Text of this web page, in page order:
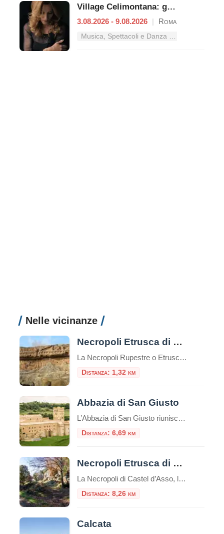
Village Celimontana: gli appuntamenti dal 3 al 9 agosto
3.08.2026 - 9.08.2026 | Roma
Nelle vicinanze
Necropoli Etrusca di Norchia
La Necropoli Rupestre o Etrusca di Norchia è un antico sito archeologico situato nelle vicinanze di Vetralla, una cittadina nella regione del Lazio in Italia. Si tratta di una necropoli, cioè un’area dove sono presenti tombe e sepolture, caratterizzata da un particolare tipo di tomba, chiamata “tomba a camera rupestre”, scavata nella roccia tufacea.Indice dei […]
Distanza: 1,32 km
Abbazia di San Giusto
L’Abbazia di San Giusto riunisce molti secoli di storia in uno splendido luogo. Il monastero si affaccia sulla valle del fiume Marta, protetto da colline su entrambi i lati. Questa zona, a quattro chilometri da Tuscania, è stata anche in tempi
Distanza: 6,69 km
Necropoli Etrusca di Castel d’Asso
La Necropoli di Castel d’Asso, l’antica Axia, è un importante sito archeologico etrusco situato nella regione del Lazio, in Italia, a circa 7 chilometri a nord-ovest di Viterbo.Questa necropoli è una delle più grandi e meglio conservate della civiltà etrusca, un’antica civiltà pre-romana che esisteva nell’Italia centrale tra l’VIII e il I secolo a.C.Il sito […]
Distanza: 8,26 km
Calcata